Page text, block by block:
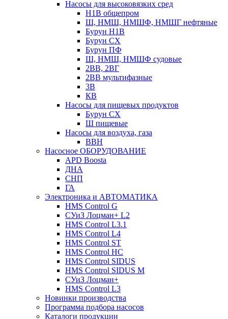
Насосы для высоковязких сред
Н1В общепром
Ш, НМШ, НМШФ, НМШГ нефтяные
Бурун Н1В
Бурун СХ
Бурун ПФ
Ш, НМШ, НМШФ судовые
2ВВ, 2ВГ
2ВВ мультифазные
3В
КВ
Насосы для пищевых продуктов
Бурун СХ
Ш пищевые
Насосы для воздуха, газа
ВВН
Насосное ОБОРУДОВАНИЕ
APD Boosta
ДНА
СНП
ГА
Электроника и АВТОМАТИКА
HMS Control G
СУиЗ Лоцман+ L2
HMS Control L3.1
HMS Control L4
HMS Control ST
HMS Control HC
HMS Control SIDUS
HMS Control SIDUS M
СУиЗ Лоцман+
HMS Control L3
Новинки производства
Программа подбора насосов
Каталоги продукции